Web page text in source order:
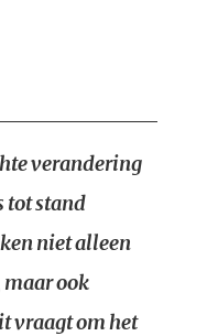
verandering
tot stand
niet alleen
ook
vraagt om het